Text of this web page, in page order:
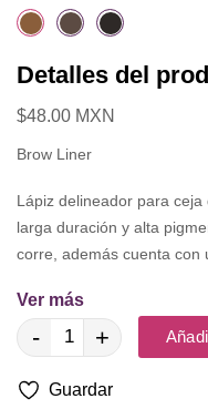
Detalles del
$48.00 MXN
Brow Liner
Lápiz delineador para
larga duración y alta
corre, además cuenta con
Ingredientes: Cera de
ozoquerita, cera
y vitamina E.
Ver más
- +
Guardar